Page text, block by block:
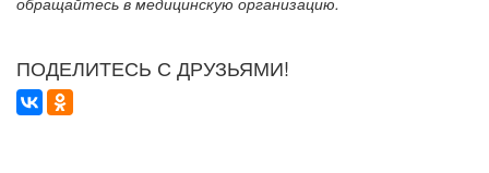
ПОДЕЛИТЕСЬ С ДРУЗЬЯМИ!